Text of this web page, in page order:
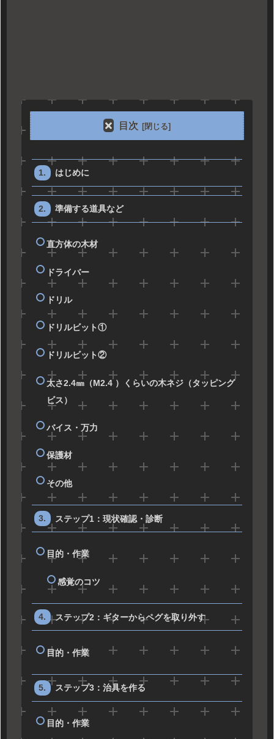
目次
はじめに
準備する道具など
直方体の木材
ドライバー
ドリル
ドリルビット①
ドリルビット②
太さ2.4㎜（M2.4 ）くらいの木ネジ（タッピング
ビス）
バイス・万力
保護材
その他
ステップ1：現状確認・診断
目的・作業
感覚のコツ
ステップ2：ギターからペグを取り外す
目的・作業
ステップ3：治具を作る
目的・作業